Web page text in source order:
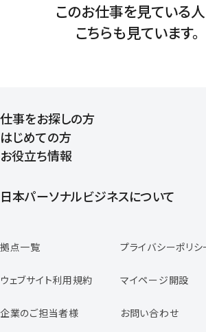
このお仕事を見ている
こちらも見ています。
仕事をお探しの方
はじめての方
登録から就業開始までの流れ
お役立ち情報
日本パーソナルビジネスについて
スタッフの声
専任コンサルタントの声
福利厚生のご案内
拠点一覧 プライバシーポリシ
ウェブサイト利用規約 マイページ開設
企業のご担当者様 お問い合わせ